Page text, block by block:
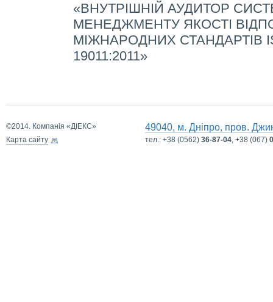
«ВНУТРІШНІЙ АУДИТОР
МЕНЕДЖМЕНТУ ЯКОСТІ
МІЖНАРОДНИХ СТАНДАРТІВ
19011:2011»
©2014. Компанія «ДІЕКС»
Карта сайту
49040, м. Дніпро, пров.
тел.: +38 (0562) 36-87-04, +38 (067)